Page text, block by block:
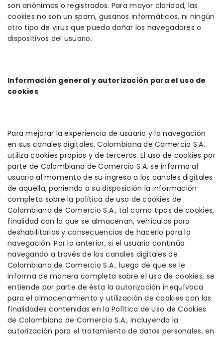
son anónimos o registrados. Para mayor claridad, las
cookies no son un spam, gusanos informáticos, ni ningún
otro tipo de virus que pueda dañar los navegadores o
dispositivos del usuario.
Información general y autorización para el uso de
cookies
Para mejorar la experiencia de usuario y la navegación
en sus canales digitales, Colombiana de Comercio S.A.
utiliza cookies propias y de terceros. El uso de cookies por
parte de Colombiana de Comercio S.A. se informa al
usuario al momento de su ingreso a los canales digitales
de aquella, poniendo a su disposición la información
completa sobre la política de uso de cookies de
Colombiana de Comercio S.A., tal como tipos de cookies,
finalidad con la que se almacenan, vehículos para
deshabilitarlas y consecuencias de hacerlo para la
navegación. Por lo anterior, si el usuario continúa
navegando a través de los canales digitales de
Colombiana de Comercio S.A., luego de que se le
informa de manera completa sobre el uso de cookies, se
entiende por parte de ésta la autorización inequívoca
para el almacenamiento y utilización de cookies con las
finalidades contenidas en la Política de Uso de Cookies
de Colombiana de Comercio S.A., incluyendo la
autorización para el tratamiento de datos personales, en